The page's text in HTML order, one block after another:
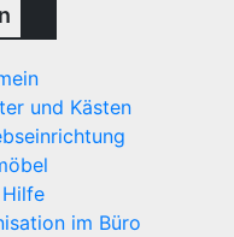
und Kästen
im Büro